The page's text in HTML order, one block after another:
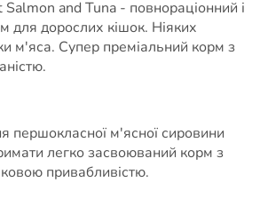
and Tuna - повнораціонний і
для дорослих кішок. Ніяких
м'яса. Супер преміальний корм з
першокласної м'ясної сировини
легко засвоюваний корм з
привабливістю.